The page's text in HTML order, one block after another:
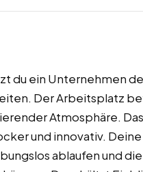
du ein Unternehmen
Der Arbeitsplatz
Atmosphäre.
und innovativ.
ablaufen und